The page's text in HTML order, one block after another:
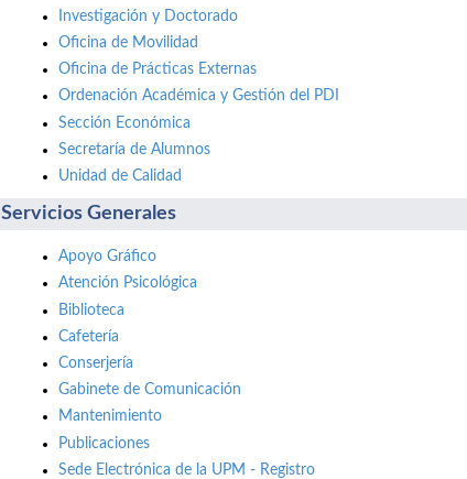
Investigación y Doctorado
Oficina de Movilidad
Oficina de Prácticas Externas
Ordenación Académica y Gestión del PDI
Sección Económica
Secretaría de Alumnos
Unidad de Calidad
Servicios Generales
Apoyo Gráfico
Atención Psicológica
Biblioteca
Cafetería
Conserjería
Gabinete de Comunicación
Mantenimiento
Publicaciones
Sede Electrónica de la UPM - Registro